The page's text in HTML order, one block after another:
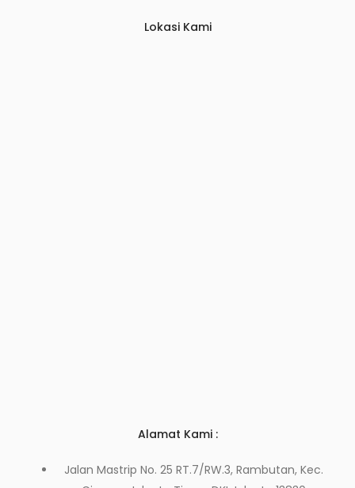
Lokasi Kami
Alamat Kami :
Jalan Mastrip No. 25 RT.7/RW.3, Rambutan, Kec.